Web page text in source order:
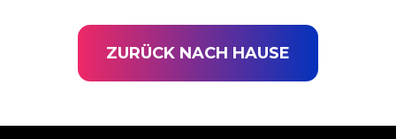
ZURÜCK NACH HAUSE